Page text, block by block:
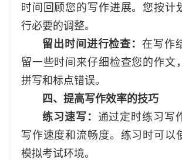
时间回顾您的写作进展。您按计
行必要的调整。
留出时间进行检查：在写作
留一些时间来仔细检查您的作文
拼写和标点错误。
四、提高写作效率的技巧
练习速写： 通过定时练习写
写作速度和流畅度。练习时可以
模拟考试环境。